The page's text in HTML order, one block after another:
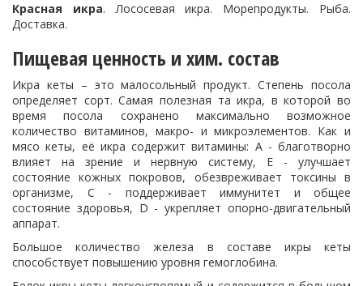
Красная икра. Лососевая икра. Морепродукты. Рыба.
Доставка.
Пищевая ценность и хим. состав
Икра кеты – это малосольный продукт. Степень посола
определяет сорт. Самая полезная та икра, в которой во
время посола сохранено максимально возможное
количество витаминов, макро- и микроэлементов. Как и
мясо кеты, её икра содержит витамины: А - благотворно
влияет на зрение и нервную систему, Е - улучшает
состояние кожных покровов, обезвреживает токсины в
организме, С - поддерживает иммунитет и общее
состояние здоровья, D - укрепляет опорно-двигательный
аппарат.
Большое количество железа в составе икры кеты
способствует повышению уровня гемоглобина.